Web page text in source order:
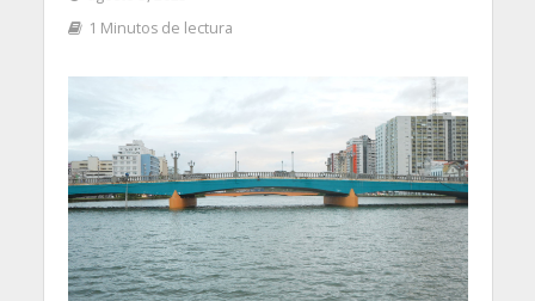
1 Minutos de lectura